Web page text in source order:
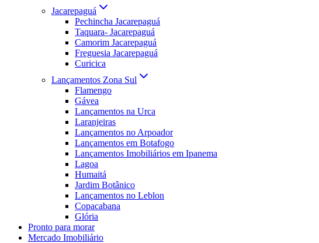
Jacarepaguá
Pechincha Jacarepaguá
Taquara- Jacarepaguá
Camorim Jacarepaguá
Freguesia Jacarepaguá
Curicica
Lançamentos Zona Sul
Flamengo
Gávea
Lançamentos na Urca
Laranjeiras
Lançamentos no Arpoador
Lançamentos em Botafogo
Lançamentos Imobiliários em Ipanema
Lagoa
Humaitá
Jardim Botânico
Lançamentos no Leblon
Copacabana
Glória
Pronto para morar
Mercado Imobiliário